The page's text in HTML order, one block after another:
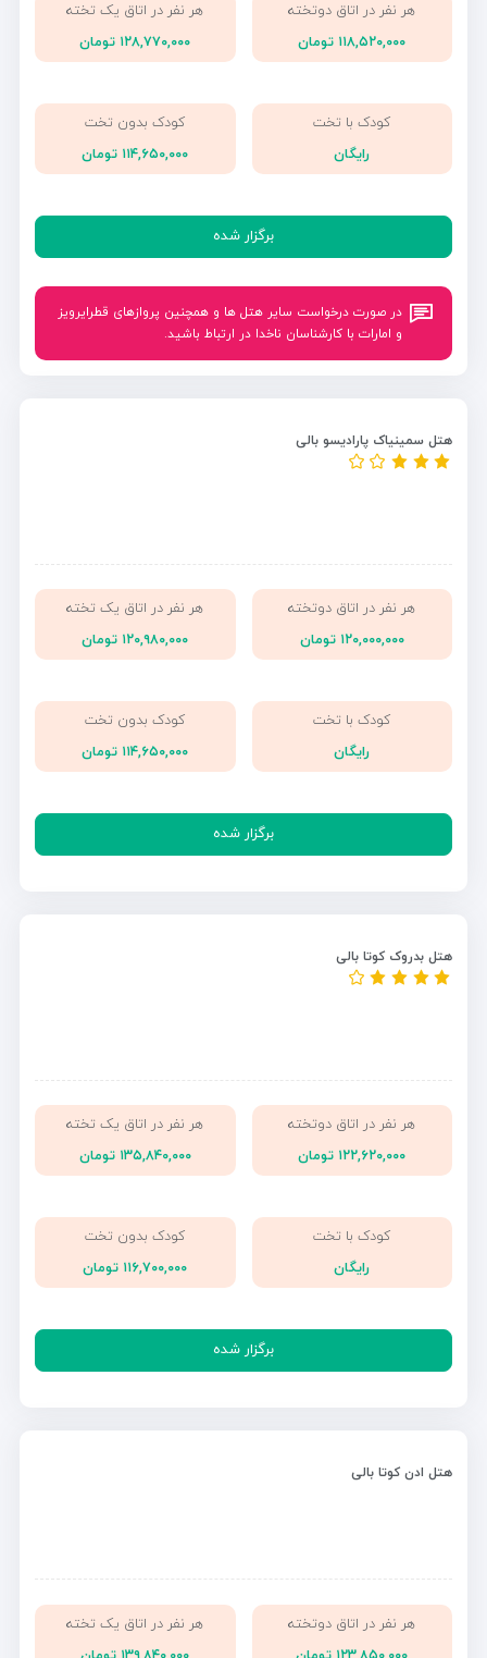
هر نفر در اتاق دوتخته
۱۱۸,۵۲۰,۰۰۰ تومان
هر نفر در اتاق یک تخته
۱۲۸,۷۷۰,۰۰۰ تومان
کودک با تخت
رایگان
کودک بدون تخت
۱۱۴,۶۵۰,۰۰۰ تومان
برگزار شده
در صورت درخواست سایر هتل ها و همچنین پروازهای قطرایرویز
و امارات با کارشناسان ناخدا در ارتباط باشید.
هتل سمینیاک پارادیسو بالی
هر نفر در اتاق دوتخته
۱۲۰,۰۰۰,۰۰۰ تومان
هر نفر در اتاق یک تخته
۱۲۰,۹۸۰,۰۰۰ تومان
کودک با تخت
رایگان
کودک بدون تخت
۱۱۴,۶۵۰,۰۰۰ تومان
برگزار شده
هتل بدروک کوتا بالی
هر نفر در اتاق دوتخته
۱۲۲,۶۲۰,۰۰۰ تومان
هر نفر در اتاق یک تخته
۱۳۵,۸۴۰,۰۰۰ تومان
کودک با تخت
رایگان
کودک بدون تخت
۱۱۶,۷۰۰,۰۰۰ تومان
برگزار شده
هتل ادن کوتا بالی
هر نفر در اتاق دوتخته
هر نفر در اتاق یک تخته